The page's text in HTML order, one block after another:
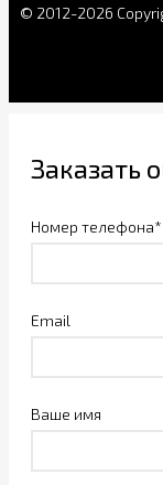
© 2012-2026
Заказать
Номер телефона*
Email
Ваше имя